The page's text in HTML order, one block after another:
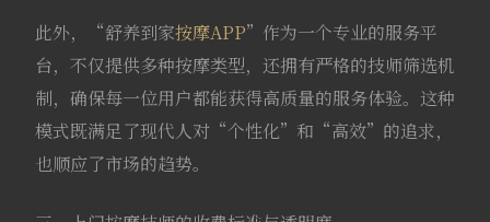
此外，“舒养到家按摩APP”作为一个专业的服务平
台，不仅提供多种按摩类型，还拥有严格的技师筛选机
制，确保每一位用户都能获得高质量的服务体验。这种
模式既满足了现代人对“个性化”和“高效”的追求，
也顺应了市场的趋势。